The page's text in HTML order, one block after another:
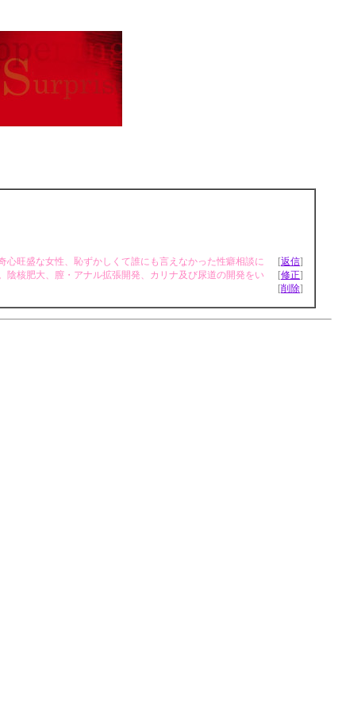
旺盛な女性、恥ずかしくて誰にも言えなかった性癖相談に
核肥大、膣・アナル拡張開発、カリナ及び尿道の開発をい
[返信]
[修正]
[削除]